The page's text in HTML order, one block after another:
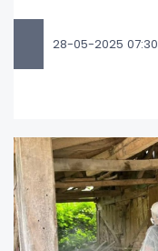
28-05-2025 07:30